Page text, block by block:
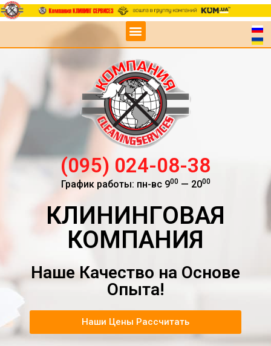
(095) 024-08-38
График работы: пн-вс 900— 2000
КЛИНИНГОВАЯ
КОМПАНИЯ
Наше Качество на Основе
Опыта!
Наши Цены Рассчитать